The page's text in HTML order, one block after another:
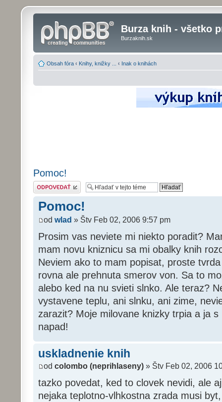
Burza knih - všetko
Burzaknih.sk
Obsah fóra ‹ Knihy, knižky ... ‹ Inak o knihách
Pomoc!
Odoslať odpoveď
Pomoc!
od wlad » Štv Feb 02, 2006 9:57 pm
Prosim vas neviete mi niekto poradit?
mam novu kniznicu sa mi obalky knih
Neviem ako to mam popisat, proste
rovna ale prehnuta smerov von. Sa to
alebo ked na nu svieti slnko. Ale teraz?
vystavene teplu, ani slnku, ani zime,
zarazit? Moje milovane knizky trpia a ja
napad!
uskladnenie knih
od colombo (neprihlaseny) » Štv Feb 02, 2006
tazko povedat, ked to clovek nevidi, ale
nejaka teplotno-vlhkostna zrada musi